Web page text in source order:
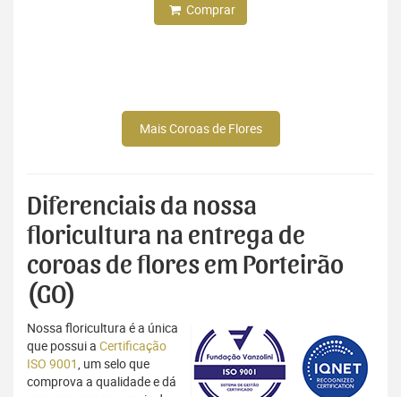
Comprar
Mais Coroas de Flores
Diferenciais da nossa
floricultura na entrega de
coroas de flores em Porteirão
(GO)
Nossa floricultura é a única
que possui a Certificação
ISO 9001, um selo que
comprova a qualidade e dá